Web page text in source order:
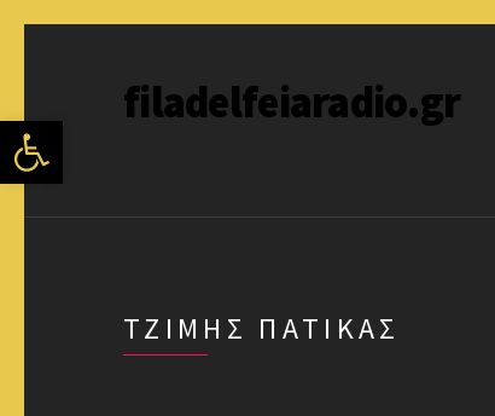
Ανοίξτε τη γραμμή εργαλείων
filadelfeiaradio.gr
ΤΖΊΜΗΣ ΠΑΤΊΚΑΣ